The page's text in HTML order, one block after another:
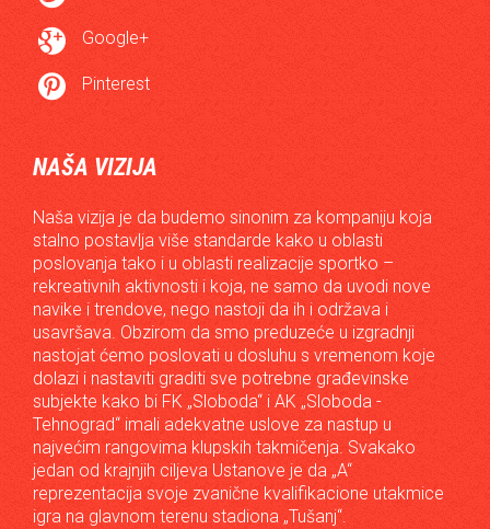
 Google+
 Pinterest
NAŠA VIZIJA
Naša vizija je da budemo sinonim za kompaniju koja
stalno postavlja više standarde kako u oblasti
poslovanja tako i u oblasti realizacije sportko –
rekreativnih aktivnosti i koja, ne samo da uvodi nove
navike i trendove, nego nastoji da ih i održava i
usavršava. Obzirom da smo preduzeće u izgradnji
nastojat ćemo poslovati u dosluhu s vremenom koje
dolazi i nastaviti graditi sve potrebne građevinske
subjekte kako bi FK „Sloboda“ i AK „Sloboda -
Tehnograd“ imali adekvatne uslove za nastup u
najvećim rangovima klupskih takmičenja. Svakako
jedan od krajnjih ciljeva Ustanove je da „A“
reprezentacija svoje zvanične kvalifikacione utakmice
igra na glavnom terenu stadiona „Tušanj“.